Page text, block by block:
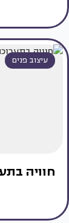
עיצוב פנים
חוויה